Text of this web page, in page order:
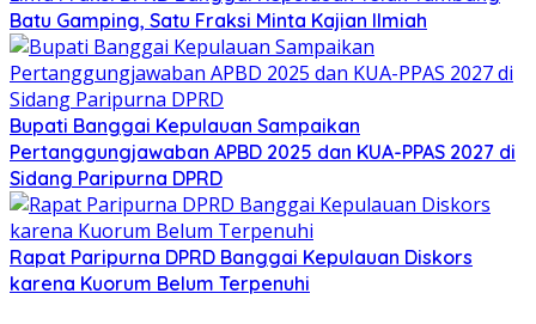
Batu Gamping, Satu Fraksi Minta Kajian Ilmiah
Bupati Banggai Kepulauan Sampaikan
Pertanggungjawaban APBD 2025 dan KUA-PPAS 2027 di
Sidang Paripurna DPRD
Rapat Paripurna DPRD Banggai Kepulauan Diskors
karena Kuorum Belum Terpenuhi